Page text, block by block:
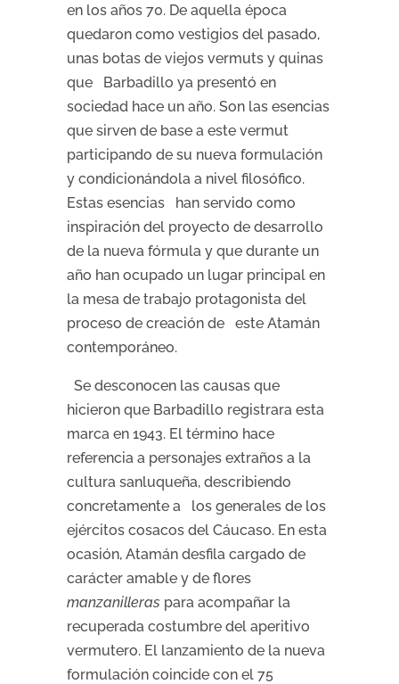
en los años 70. De aquella época
quedaron como vestigios del pasado,
unas botas de viejos vermuts y quinas
que Barbadillo ya presentó en
sociedad hace un año. Son las esencias
que sirven de base a este vermut
participando de su nueva formulación
y condicionándola a nivel filosófico.
Estas esencias han servido como
inspiración del proyecto de desarrollo
de la nueva fórmula y que durante un
año han ocupado un lugar principal en
la mesa de trabajo protagonista del
proceso de creación de este Atamán
contemporáneo.
Se desconocen las causas que
hicieron que Barbadillo registrara esta
marca en 1943. El término hace
referencia a personajes extraños a la
cultura sanluqueña, describiendo
concretamente a los generales de los
ejércitos cosacos del Cáucaso. En esta
ocasión, Atamán desfila cargado de
carácter amable y de flores
manzanilleras para acompañar la
recuperada costumbre del aperitivo
vermutero. El lanzamiento de la nueva
formulación coincide con el 75